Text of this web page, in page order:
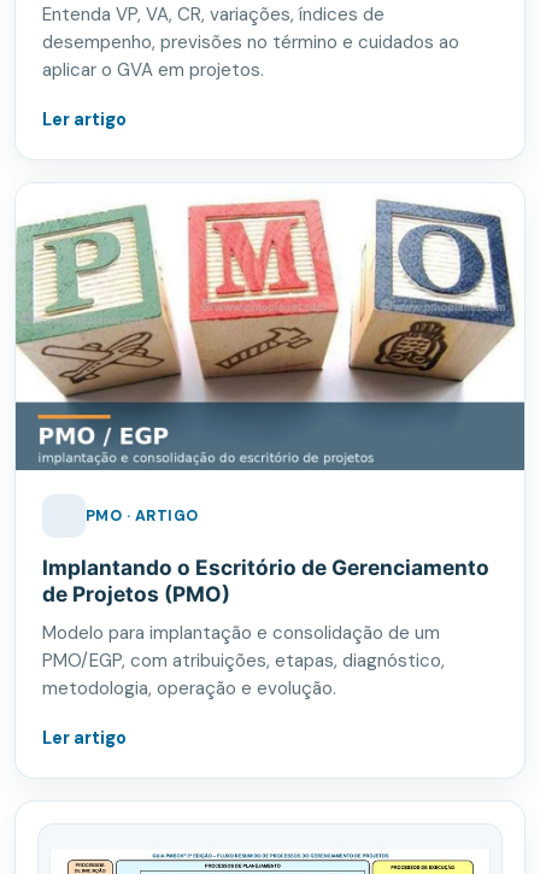
Entenda VP, VA, CR, variações, índices de
desempenho, previsões no término e cuidados ao
aplicar o GVA em projetos.
Ler artigo
PMO · ARTIGO
Implantando o Escritório de Gerenciamento
de Projetos (PMO)
Modelo para implantação e consolidação de um
PMO/EGP, com atribuições, etapas, diagnóstico,
metodologia, operação e evolução.
Ler artigo